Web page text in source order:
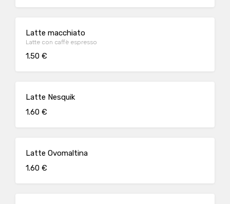
Latte macchiato
Latte con caffè espresso
1.50 €
Latte Nesquik
1.60 €
Latte Ovomaltina
1.60 €